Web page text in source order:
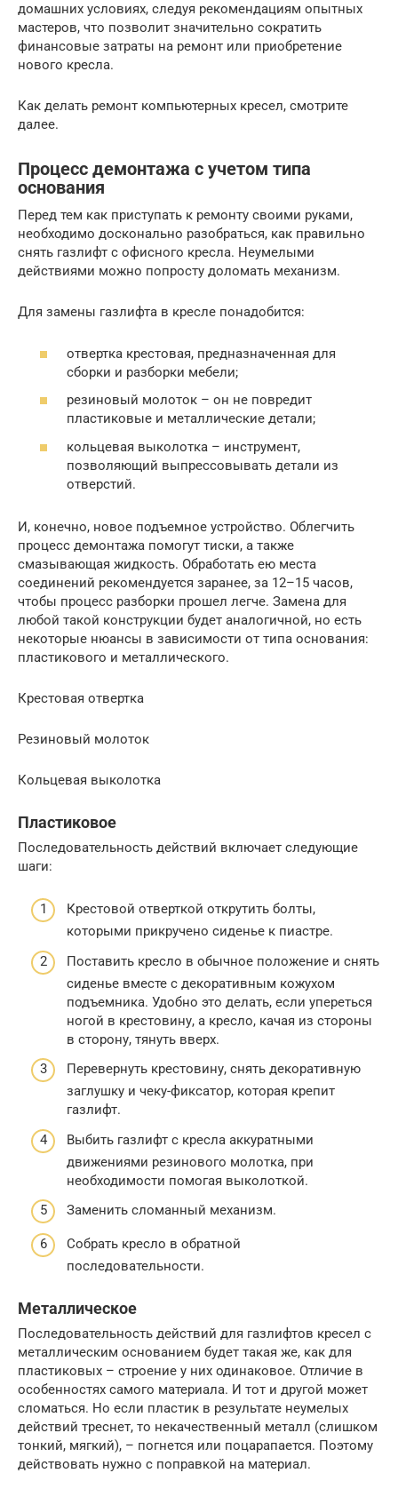
домашних условиях, следуя рекомендациям опытных
мастеров, что позволит значительно сократить
финансовые затраты на ремонт или приобретение
нового кресла.
Как делать ремонт компьютерных кресел, смотрите
далее.
Процесс демонтажа с учетом типа
основания
Перед тем как приступать к ремонту своими руками,
необходимо досконально разобраться, как правильно
снять газлифт с офисного кресла. Неумелыми
действиями можно попросту доломать механизм.
Для замены газлифта в кресле понадобится:
отвертка крестовая, предназначенная для
сборки и разборки мебели;
резиновый молоток – он не повредит
пластиковые и металлические детали;
кольцевая выколотка – инструмент,
позволяющий выпрессовывать детали из
отверстий.
И, конечно, новое подъемное устройство. Облегчить
процесс демонтажа помогут тиски, а также
смазывающая жидкость. Обработать ею места
соединений рекомендуется заранее, за 12–15 часов,
чтобы процесс разборки прошел легче. Замена для
любой такой конструкции будет аналогичной, но есть
некоторые нюансы в зависимости от типа основания:
пластикового и металлического.
Крестовая отвертка
Резиновый молоток
Кольцевая выколотка
Пластиковое
Последовательность действий включает следующие
шаги:
Крестовой отверткой открутить болты,
которыми прикручено сиденье к пиастре.
Поставить кресло в обычное положение и снять
сиденье вместе с декоративным кожухом
подъемника. Удобно это делать, если упереться
ногой в крестовину, а кресло, качая из стороны
в сторону, тянуть вверх.
Перевернуть крестовину, снять декоративную
заглушку и чеку-фиксатор, которая крепит
газлифт.
Выбить газлифт с кресла аккуратными
движениями резинового молотка, при
необходимости помогая выколоткой.
Заменить сломанный механизм.
Собрать кресло в обратной
последовательности.
Металлическое
Последовательность действий для газлифтов кресел с
металлическим основанием будет такая же, как для
пластиковых – строение у них одинаковое. Отличие в
особенностях самого материала. И тот и другой может
сломаться. Но если пластик в результате неумелых
действий треснет, то некачественный металл (слишком
тонкий, мягкий), – погнется или поцарапается. Поэтому
действовать нужно с поправкой на материал.